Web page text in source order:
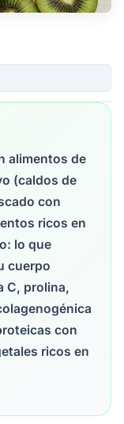
alimentos de
(caldos de
con
ricos en
lo que
cuerpo
C, prolina,
con
ricos en